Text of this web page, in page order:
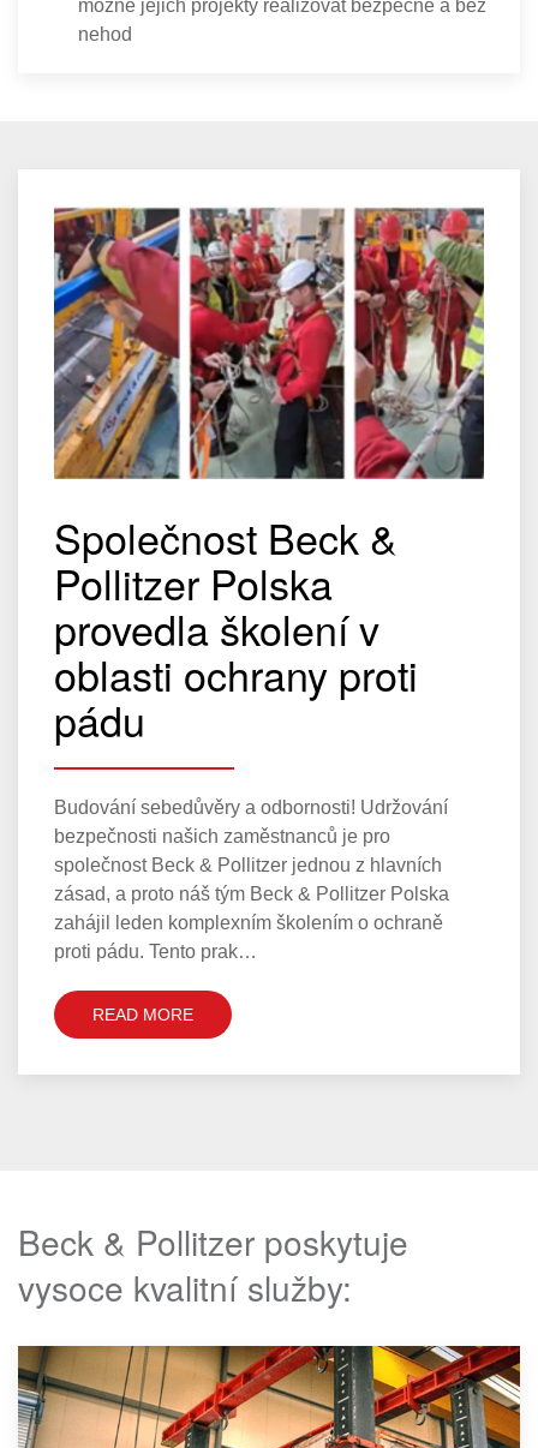
možné jejich projekty realizovat bezpečně a bez
nehod
Společnost Beck &
Pollitzer Polska
provedla školení v
oblasti ochrany proti
pádu
Budování sebedůvěry a odbornosti! Udržování
bezpečnosti našich zaměstnanců je pro
společnost Beck & Pollitzer jednou z hlavních
zásad, a proto náš tým Beck & Pollitzer Polska
zahájil leden komplexním školením o ochraně
proti pádu. Tento prak…
READ MORE
Beck & Pollitzer poskytuje
vysoce kvalitní služby: